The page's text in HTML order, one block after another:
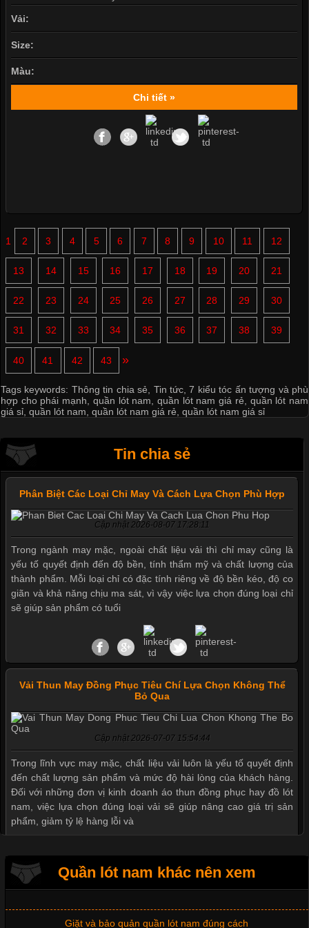
Vải:
Size:
Màu:
Chi tiết »
1 2 3 4 5 6 7 8 9 10 11 12
13 14 15 16 17 18 19 20 21
22 23 24 25 26 27 28 29 30
31 32 33 34 35 36 37 38 39
40 41 42 43 »
Tags keywords: Thông tin chia sẻ Tin tức ,7 kiểu tóc ấn tượng và phù
hợp cho phái mạnh
quần lót nam ,quần lót nam giá rẻ
quần lót nam
giá sỉ quần lót nam quần lót nam giá rẻ quần lót nam giá sỉ
Tin chia sẻ
Phân Biệt Các Loại Chỉ May Và Cách Lựa Chọn Phù Hợp
Cập nhật 2026-08-07 17:28:11
Trong ngành may mặc, ngoài chất liệu vải thì chỉ may cũng là
yếu tố quyết định đến độ bền, tính thẩm mỹ và chất lượng của
thành phẩm. Mỗi loại chỉ có đặc tính riêng về độ bền kéo, độ co
giãn và khả năng chịu ma sát, vì vậy việc lựa chọn đúng loại chỉ
sẽ giúp sản phẩm có tuổi
Vải Thun May Đồng Phục Tiêu Chí Lựa Chọn Không Thể
Bỏ Qua
Cập nhật 2026-07-07 15:54:44
Trong lĩnh vực may mặc, chất liệu vải luôn là yếu tố quyết định
đến chất lượng sản phẩm và mức độ hài lòng của khách hàng.
Đối với những đơn vị kinh doanh áo thun đồng phục hay đồ lót
nam, việc lựa chọn đúng loại vải sẽ giúp nâng cao giá trị sản
phẩm, giảm tỷ lệ hàng lỗi và
Ngành Thời Trang
Quần lót nam khác nên xem
Mẫu quần short quần lót nam nữ hè thu 2017
Thị hiều quần lót nam bơi lội nam và nữ 2017
Xu hướng thời trang trẻ và quần lót nam giá sỉ
Giặt và bảo quản quần lót nam đúng cách